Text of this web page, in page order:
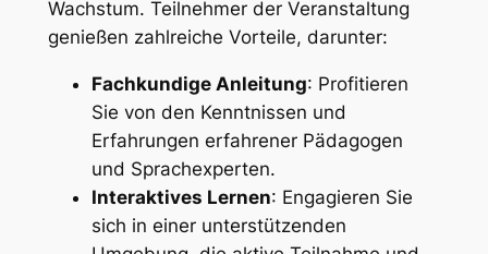
Wachstum. Teilnehmer der Veranstaltung
genießen zahlreiche Vorteile, darunter:
Fachkundige Anleitung: Profitieren
Sie von den Kenntnissen und
Erfahrungen erfahrener Pädagogen
und Sprachexperten.
Interaktives Lernen: Engagieren Sie
sich in einer unterstützenden